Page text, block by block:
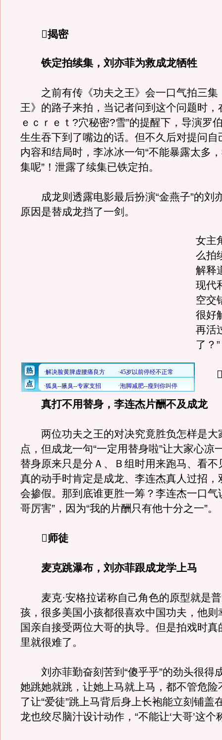
揭密
铁定拍续集，刘亦菲为救成龙牺牲
之前有传《功夫之王》会一口气拍三集
王》的路子来拍，当记者问到这个问题时，
ｅｃｒｅｔ?穴秘密?雪”的提醒下，导演罗
生生吞下到了嘴边的话。但不久后对提问自
内容和结局时，李冰冰一句“不能暴露太多
集呢”！泄露了续集已铁定拍。
成龙则透露电影最后扮演“金燕子”的刘
原因是替成龙挡了一剑。
女主
么拍
解释
现代
空交
很好
再活
了？”

真打不用替身，李连杰片酬不及成龙
两位功夫之王的对决究竟胜负怎样是大
点，但成龙一句“一定用替身啦”让大家心凉
替身原来只是分Ａ、Ｂ组时用来跑马、看不
真的动手时肯定是成龙、李连杰真人过招，
会掺假。那到底谁更胜一筹？李连杰一口气
哥厉害”，因为“我的片酬只有他十分之一”。
师徒
麦克跳瀑布，刘亦菲跟成龙学上马
麦克·安格拉诺称自己角色的原型就是普
孩，很多美国小孩都很喜欢中国功夫，他则
国亲自接受两位大哥的执导。但是拍戏时真
里就很难了。
刘亦菲勤奋刻苦到“傻乎乎”的劲头很得
她跳她就跳，让她上马就上马，都不管危险
了让“爱徒”跳上马背后身上长袍能立刻铺盖
龙也绞尽脑汁设计动作，“不能让‘大哥’这个